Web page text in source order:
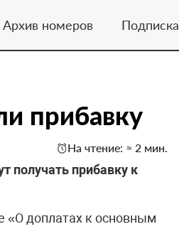
Архив номеров Подписка
прибавку
На чтение: ≈ 2 мин.
получать прибавку к
«О доплатах к основным